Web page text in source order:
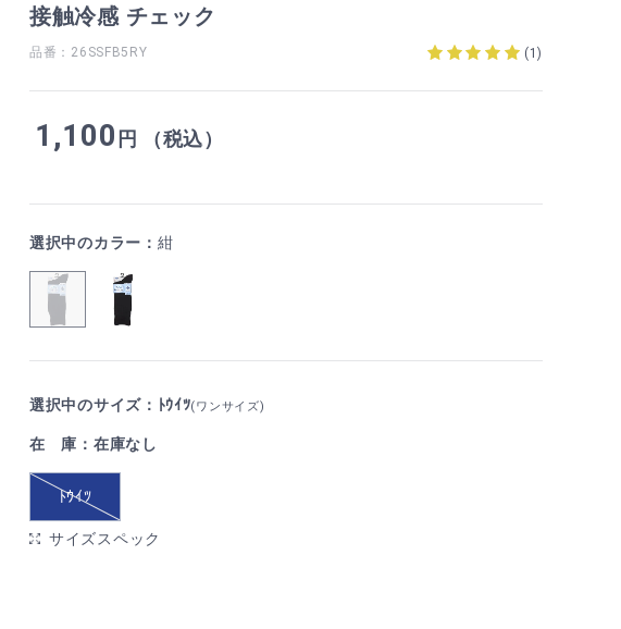
接触冷感 チェック
品番：26SSFB5RY (1)
1,100 円 （税込）
選択中のカラー： 紺
選択中のサイズ：ﾄｳｲﾂ(ワンサイズ)
在 庫：在庫なし
ﾄｳｲﾂ
サイズスペック